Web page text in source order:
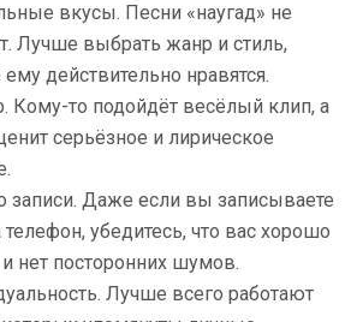
вкусы. Песни «наугад» не
Лучше выбрать жанр и стиль,
действительно нравятся.
Кому-то подойдёт весёлый клип, а
серьёзное и лирическое
записи. Даже если вы записываете
телефон, убедитесь, что вас хорошо
нет посторонних шумов.
Лучше всего работают